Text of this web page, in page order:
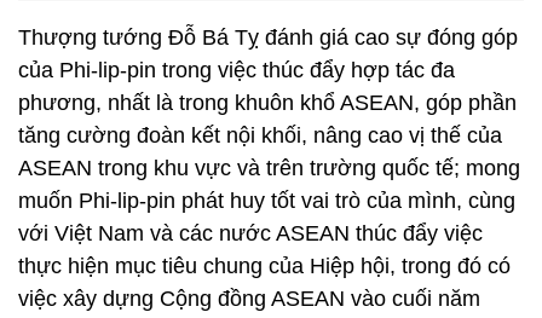
Thượng tướng Đỗ Bá Tỵ đánh giá cao sự đóng góp
của Phi-lip-pin trong việc thúc đẩy hợp tác đa
phương, nhất là trong khuôn khổ ASEAN, góp phần
tăng cường đoàn kết nội khối, nâng cao vị thế của
ASEAN trong khu vực và trên trường quốc tế; mong
muốn Phi-lip-pin phát huy tốt vai trò của mình, cùng
với Việt Nam và các nước ASEAN thúc đẩy việc
thực hiện mục tiêu chung của Hiệp hội, trong đó có
việc xây dựng Cộng đồng ASEAN vào cuối năm